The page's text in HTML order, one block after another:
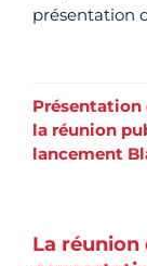
présentation
Présentation
la réunion
lancement
La